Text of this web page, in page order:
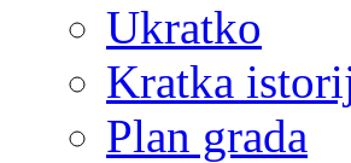
Ukratko
Kratka
Plan grada